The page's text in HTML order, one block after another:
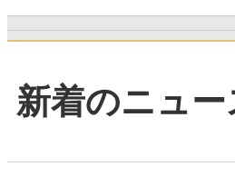
新着のニュー